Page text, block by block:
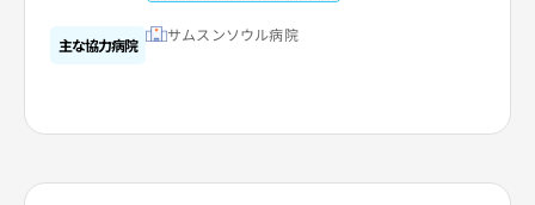
主な協力病院
サムスンソウル病院